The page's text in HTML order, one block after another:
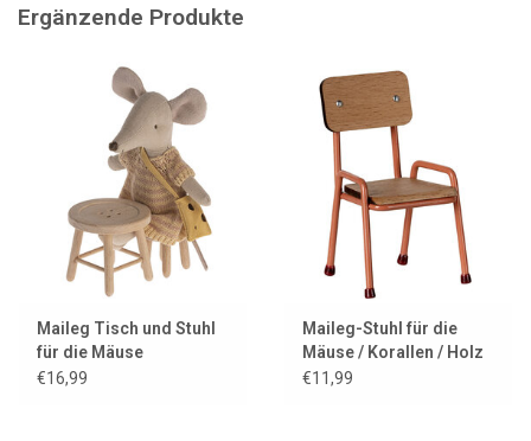
enthalten. Wir verkaufen eine große Maileg-Maus-Kollektion in
Wir verkaufen auch eine kleinere Version dieses Tisches, den
ovalen Couchtisch (solange der Vorrat reicht).
Ergänzende Produkte
Maileg Tisch und Stuhl
für die Mäuse
€16,99
Maileg-Stuhl für die
Mäuse / Korallen / Holz
€11,99